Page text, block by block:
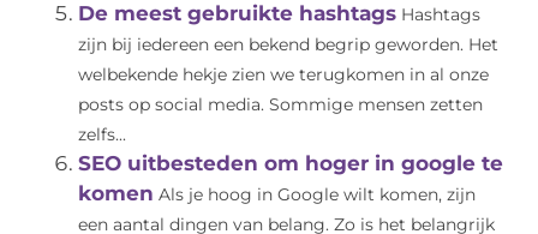
De meest gebruikte hashtags Hashtags
zijn bij iedereen een bekend begrip geworden. Het
welbekende hekje zien we terugkomen in al onze
posts op social media. Sommige mensen zetten
zelfs...
SEO uitbesteden om hoger in google te
komen Als je hoog in Google wilt komen, zijn
een aantal dingen van belang. Zo is het belangrijk